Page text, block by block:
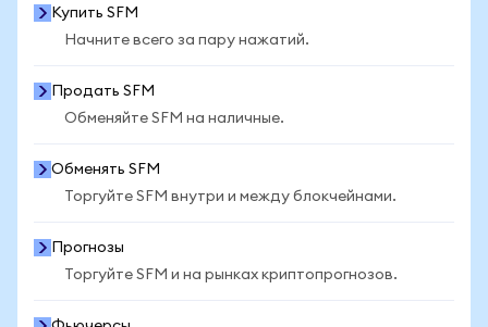
Купить SFM
Начните всего за пару нажатий.
Продать SFM
Обменяйте SFM на наличные.
Обменять SFM
Торгуйте SFM внутри и между блокчейнами.
Прогнозы
Торгуйте SFM и на рынках криптопрогнозов.